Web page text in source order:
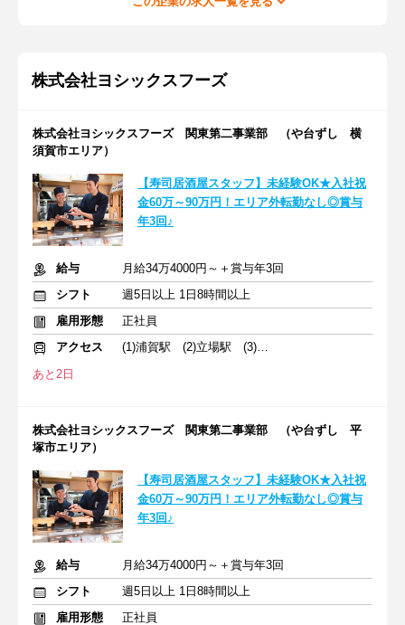
株式会社ヨシックスフーズ
株式会社ヨシックスフーズ 関東第二事業部 （や台ずし 横
須賀市エリア）
【寿司居酒屋スタッフ】未経験OK★入社祝
金60万～90万円！エリア外転勤なし◎賞与
年3回♪
給与
月給34万4000円～＋賞与年3回
シフト
週5日以上 1日8時間以上
雇用形態
正社員
アクセス
(1)浦賀駅 (2)立場駅 (3)蒔田駅
あと2日
株式会社ヨシックスフーズ 関東第二事業部 （や台ずし 平
塚市エリア）
【寿司居酒屋スタッフ】未経験OK★入社祝
金60万～90万円！エリア外転勤なし◎賞与
年3回♪
給与
月給34万4000円～＋賞与年3回
シフト
週5日以上 1日8時間以上
雇用形態
正社員